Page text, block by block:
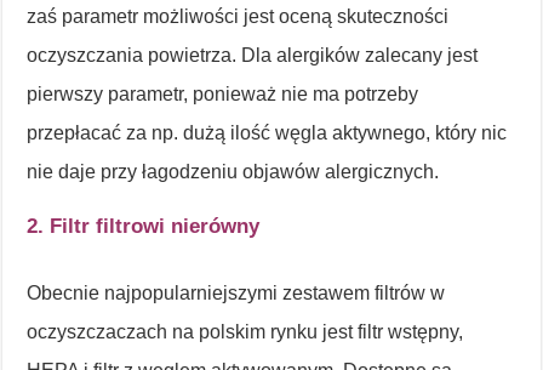
zaś parametr możliwości jest oceną skuteczności
oczyszczania powietrza. Dla alergików zalecany jest
pierwszy parametr, ponieważ nie ma potrzeby
przepłacać za np. dużą ilość węgla aktywnego, który nic
nie daje przy łagodzeniu objawów alergicznych.
2. Filtr filtrowi nierówny
Obecnie najpopularniejszymi zestawem filtrów w
oczyszczaczach na polskim rynku jest filtr wstępny,